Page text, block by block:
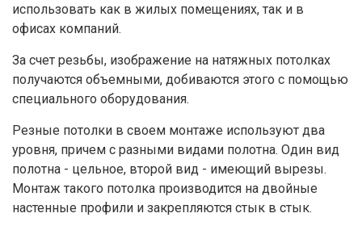
использовать как в жилых помещениях, так и в
офисах компаний.
За счет резьбы, изображение на натяжных потолках
получаются объемными, добиваются этого с помощью
специального оборудования.
Резные потолки в своем монтаже используют два
уровня, причем с разными видами полотна. Один вид
полотна - цельное, второй вид - имеющий вырезы.
Монтаж такого потолка производится на двойные
настенные профили и закрепляются стык в стык.